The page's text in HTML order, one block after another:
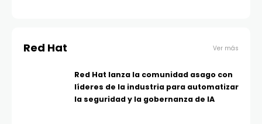
Red Hat Ver más
Red Hat lanza la comunidad asago con
líderes de la industria para automatizar
la seguridad y la gobernanza de IA